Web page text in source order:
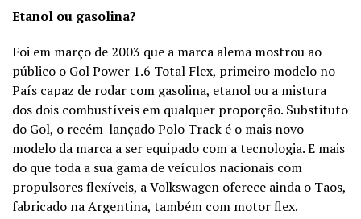
Etanol ou gasolina?
Foi em março de 2003 que a marca alemã mostrou ao
público o Gol Power 1.6 Total Flex, primeiro modelo no
País capaz de rodar com gasolina, etanol ou a mistura
dos dois combustíveis em qualquer proporção. Substituto
do Gol, o recém-lançado Polo Track é o mais novo
modelo da marca a ser equipado com a tecnologia. E mais
do que toda a sua gama de veículos nacionais com
propulsores flexíveis, a Volkswagen oferece ainda o Taos,
fabricado na Argentina, também com motor flex.